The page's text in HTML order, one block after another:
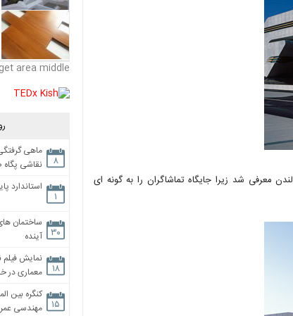
بد نیست بدانید که زاها حدید، علت فروش بلیط ورزش های آبی المپیک ۲۰۱۲ لندن معرفی شد زیرا جایگاه تماشاگران را به گونه ای
area middle
۸
ماهی
نقاشی
۱
استاندارد
۳۰
ساختمان
آینده
۱۸
نمایش فیلم
معماری در
۱۵
کنگره بین
مهندسی